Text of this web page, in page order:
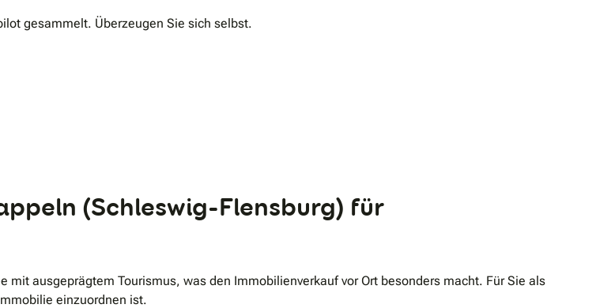
gesammelt. Überzeugen Sie sich selbst.
(Schleswig-Flensburg) für
ausgeprägtem Tourismus, was den Immobilienverkauf vor Ort besonders macht. Für Sie als
einzuordnen ist.